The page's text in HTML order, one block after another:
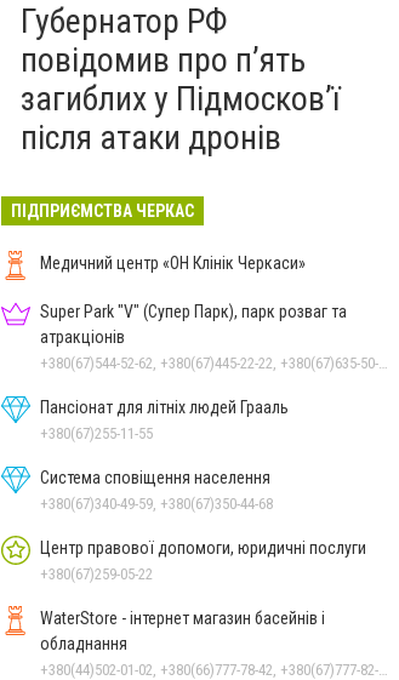
Губернатор РФ
повідомив про п’ять
загиблих у Підмосков’ї
після атаки дронів
ПІДПРИЄМСТВА ЧЕРКАС
Медичний центр «ОН Клінік Черкаси»
Super Park "V" (Супер Парк), парк розваг та
атракціонів
+380(67)544-52-62, +380(67)445-22-22, +380(67)635-50-50
Пансіонат для літніх людей Грааль
+380(67)255-11-55
Система сповіщення населення
+380(67)340-49-59, +380(67)350-44-68
Центр правової допомоги, юридичні послуги
+380(67)259-05-22
WaterStore - інтернет магазин басейнів і
обладнання
+380(44)502-01-02, +380(66)777-78-42, +380(67)777-82-19, +380(67)890-80-80, +380(73)890-80-80, +380(44)502-01-03